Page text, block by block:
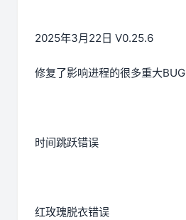
2025年3月22日 V0.25.6
修复了影响进程的很多重大BUG
时间跳跃错误
红玫瑰脱衣错误